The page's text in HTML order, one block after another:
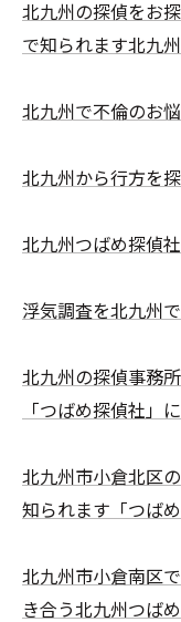
北九州の探偵をお
で知られます北九
北九州で不倫のお
北九州から行方を
北九州つばめ探偵
浮気調査を北九州
北九州の探偵事務
「つばめ探偵社」
北九州市小倉北区
知られます「つば
北九州市小倉南区
き合う北九州つば